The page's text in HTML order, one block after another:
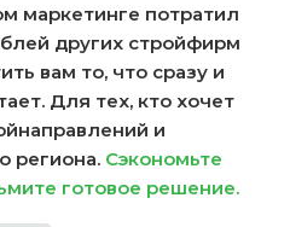
маркетинге потратил
других стройфирм
вам то, что сразу и
Для тех, кто хочет
и
региона. Сэкономьте
готовое решение.